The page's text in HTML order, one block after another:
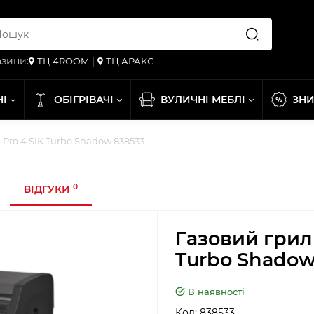
ТЦ 4ROOM | ТЦ АРАКС
ОБІГРІВАЧІ ВУЛИЧНІ МЕБЛІ
4 SIK Turbo Shadow 838533
ВІДГУКИ 0
Газовий
Turbo
В наявності